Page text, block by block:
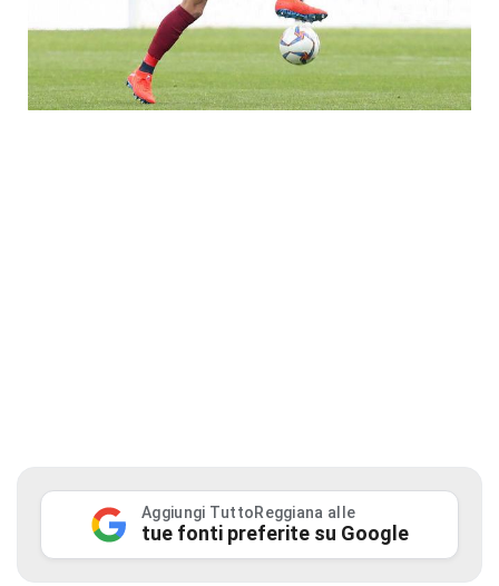
Aggiungi TuttoReggiana alle
tue fonti preferite su Google